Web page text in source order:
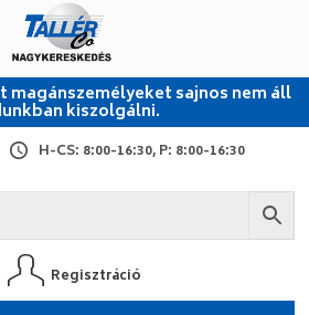
magánszemélyeket sajnos nem áll
kiszolgálni.
H-CS: 8:00-16:30, P: 8:00-16:30
Regisztráció